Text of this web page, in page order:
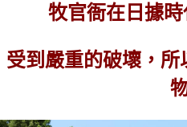
牧官衙在日據
受到嚴重的破壞，